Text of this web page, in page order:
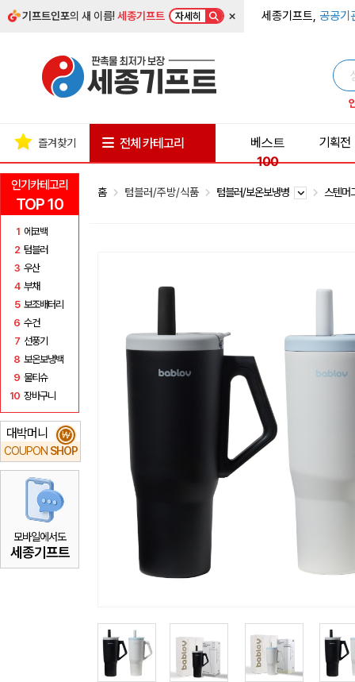
기프트인포의 새 이름!세종기프트 자세히 × 세종기프트, 공공기
인기카테고리
TOP 10
1 에코백
2 텀블러
3 우산
4 부채
5 보조배터리
6 수건
7 선풍기
8 보온보냉백
9 물티슈
10 장바구니
대박머니
COUPON SHOP
₩
모바일에서도
세종기프트
즐겨찾기 전체 카테고리
베스트
100
기획전
홈 텀블러/주방/식품 텀블러/보온보냉병 스텐머